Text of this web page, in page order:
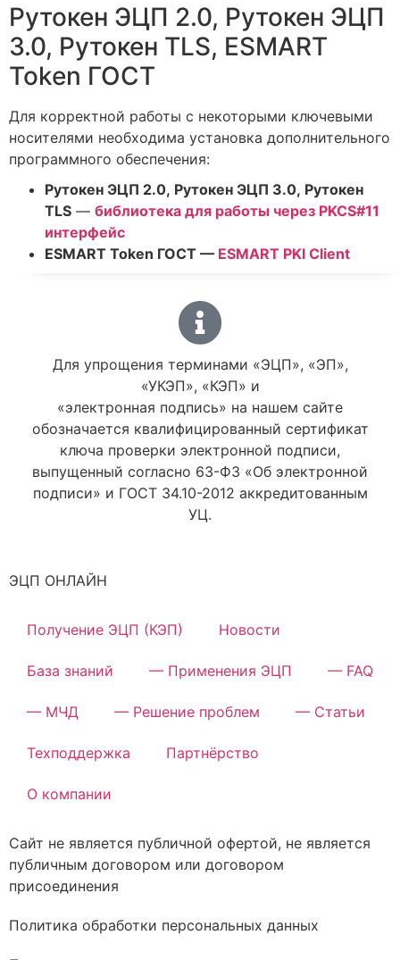
Рутокен ЭЦП 2.0, Рутокен ЭЦП
3.0, Рутокен TLS, ESMART
Token ГОСТ
Для корректной работы с некоторыми ключевыми
носителями необходима установка дополнительного
программного обеспечения:
Рутокен ЭЦП 2.0, Рутокен ЭЦП 3.0, Рутокен
TLS — библиотека для работы через PKCS#11
интерфейс
ESMART Token ГОСТ — ESMART PKI Client
Для упрощения терминами «ЭЦП», «ЭП»,
«УКЭП», «КЭП» и
«электронная подпись» на нашем сайте
обозначается квалифицированный сертификат
ключа проверки электронной подписи,
выпущенный согласно 63-ФЗ «Об электронной
подписи» и ГОСТ 34.10-2012 аккредитованным
УЦ.
ЭЦП ОНЛАЙН
Получение ЭЦП (КЭП) Новости
База знаний — Применения ЭЦП — FAQ
— МЧД — Решение проблем — Статьи
Техподдержка Партнёрство
О компании
Сайт не является публичной офертой, не является
публичным договором или договором
присоединения
Политика обработки персональных данных